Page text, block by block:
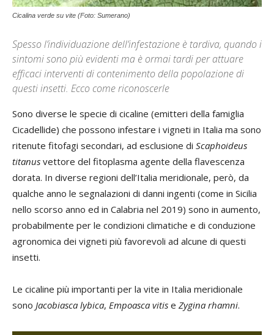
Cicalina verde su vite (Foto: Sumerano)
Spesso l’individuazione dell’infestazione è tardiva, quando i
sintomi sono più evidenti ma è ormai tardi per attuare
efficaci interventi di contenimento della popolazione di
questi insetti. Ecco come riconoscerle
Sono diverse le specie di cicaline (emitteri della famiglia
Cicadellide) che possono infestare i vigneti in Italia ma sono
ritenute fitofagi secondari, ad esclusione di Scaphoideus
titanus vettore del fitoplasma agente della flavescenza
dorata. In diverse regioni dell’Italia meridionale, però, da
qualche anno le segnalazioni di danni ingenti (come in Sicilia
nello scorso anno ed in Calabria nel 2019) sono in aumento,
probabilmente per le condizioni climatiche e di conduzione
agronomica dei vigneti più favorevoli ad alcune di questi
insetti.
Le cicaline più importanti per la vite in Italia meridionale
sono Jacobiasca lybica, Empoasca vitis e Zygina rhamni.